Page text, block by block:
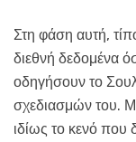
Στη φάση αυτή,
διεθνή δεδομένα
οδηγήσουν το
σχεδιασμών του.
ιδίως το κενό που